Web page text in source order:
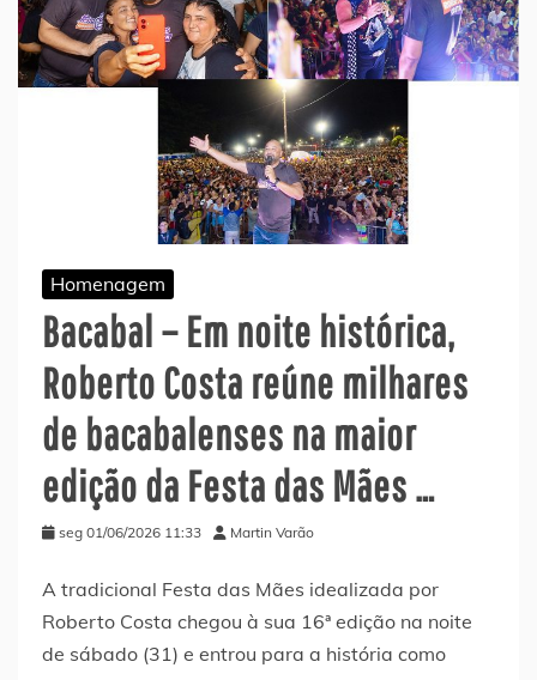
Homenagem
Bacabal – Em noite histórica,
Roberto Costa reúne milhares
de bacabalenses na maior
edição da Festa das Mães …
seg 01/06/2026 11:33 Martin Varão
A tradicional Festa das Mães idealizada por
Roberto Costa chegou à sua 16ª edição na noite
de sábado (31) e entrou para a história como